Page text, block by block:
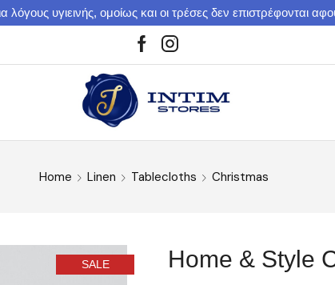
λόγους υγιεινής, ομοίως και οι τρέσες δεν επιστρέφονται
Home Linen Tablecloths Christmas
SALE Home & Style